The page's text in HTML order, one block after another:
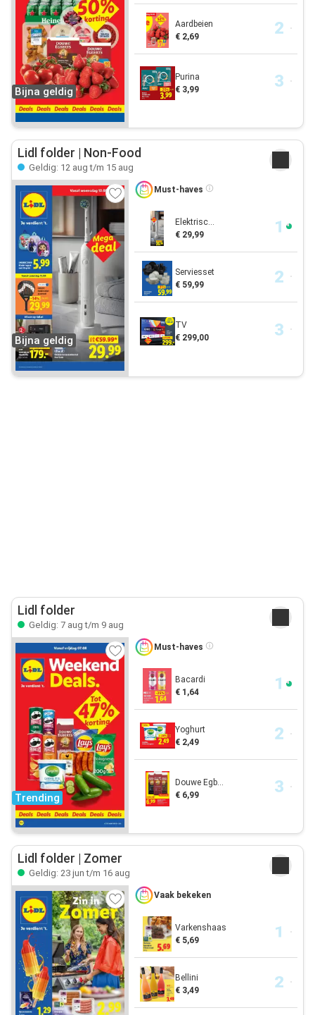
Bijna geldig
Aardbeien
€ 2,69
Purina
€ 3,99
Lidl folder | Non-Food
Geldig: 12 aug t/m 15 aug
Bijna geldig
Must-haves
Elektrisc...
€ 29,99
Serviesset
€ 59,99
TV
€ 299,00
Lidl folder
Geldig: 7 aug t/m 9 aug
Trending
Must-haves
Bacardi
€ 1,64
Yoghurt
€ 2,49
Douwe Egb...
€ 6,99
Lidl folder | Zomer
Geldig: 23 jun t/m 16 aug
Vaak bekeken
Varkenshaas
€ 5,69
Bellini
€ 3,49